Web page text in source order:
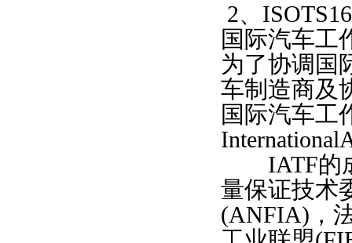
2、
国际汽车工
为了协调国
车制造商及
国际汽车工
IATF的成
量保证技术
(ANFIA)，